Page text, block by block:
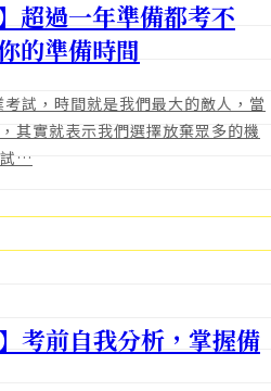
超過一年準備都考不
的準備時間
試，時間就是我們最大的敵人，當
其實就表示我們選擇放棄眾多的機
試…
考前自我分析，掌握備